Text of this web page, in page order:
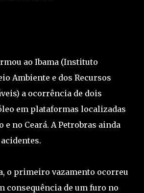
ao Ibama (Instituto
Ambiente e dos Recursos
a ocorrência de dois
em plataformas localizadas
e no Ceará. A Petrobras ainda
o primeiro vazamento ocorreu
consequência de um furo no